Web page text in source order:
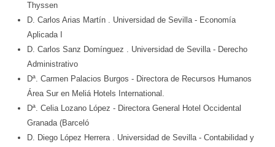
Thyssen
D. Carlos Arias Martín . Universidad de Sevilla - Economía
Aplicada I
D. Carlos Sanz Domínguez . Universidad de Sevilla - Derecho
Administrativo
Dª. Carmen Palacios Burgos - Directora de Recursos Humanos
Área Sur en Meliá Hotels International.
Dª. Celia Lozano López - Directora General Hotel Occidental
Granada (Barceló
D. Diego López Herrera . Universidad de Sevilla - Contabilidad y